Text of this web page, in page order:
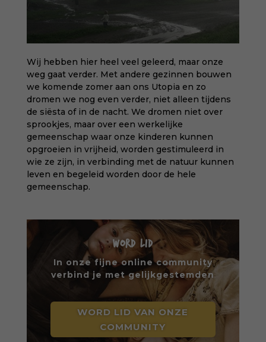
Wij hebben hier heel veel geleerd, maar onze
weg gaat verder. Met andere gezinnen bouwen
we komende zomer aan ons Utopia en zo
dromen we nog even verder, niet alleen tijdens
de siësta of in de nacht. We dromen niet over
sprookjes, maar over een werkelijke
gemeenschap waar onze kinderen kunnen
opgroeien in vrijheid, worden gestimuleerd in
wie ze zijn, in verbinding met de natuur kunnen
leven en begeleid worden door de hele
gemeenschap.
WORD LID
In onze fijne online community
verbind je met gelijkgestemden
WORD LID VAN ONZE
COMMUNITY